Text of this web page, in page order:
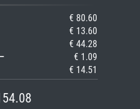
€ 80.60
€ 13.60
€ 44.28
€ 1.09
€ 14.51